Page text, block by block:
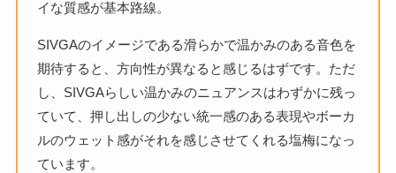
イな質感が基本路線。
SIVGAのイメージである滑らかで温かみのある音色を
期待すると、方向性が異なると感じるはずです。ただ
し、SIVGAらしい温かみのニュアンスはわずかに残っ
ていて、押し出しの少ない統一感のある表現やボーカ
ルのウェット感がそれを感じさせてくれる塩梅になっ
ています。